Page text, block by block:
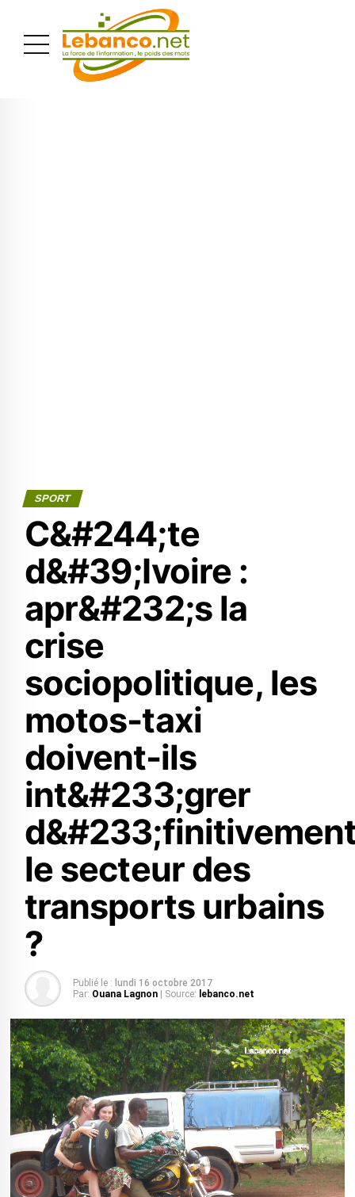
SPORT
C&#244;te
d&#39;Ivoire :
apr&#232;s la
crise
sociopolitique, les
motos-taxi
doivent-ils
int&#233;grer
le secteur des
transports urbains
?
Publié le : lundi 16 octobre 2017
Par: Ouana Lagnon | Source: lebanco.net